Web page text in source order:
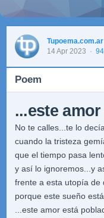
Tupoema.com.ar
14 Apr 2023 ·
Poem
...este amor
No te calles...te lo
cuando la tristeza
que el tiempo pasa
y así lo ignoremos...y
frente a esta utopía de
porque este sueño
...este amor está